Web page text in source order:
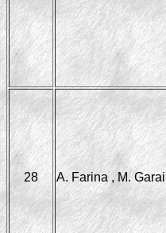
28 A. Farina , M. Garai